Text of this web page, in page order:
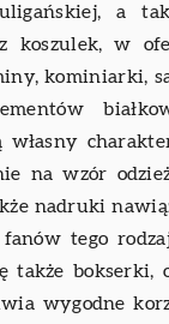
a
koszulek, w
kominiarki,
własny
na wzór
nadruki
tego
także
wygodne